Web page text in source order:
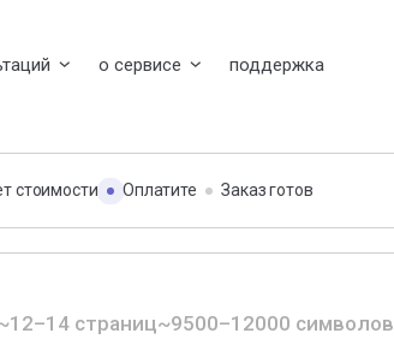
о сервисе поддержка
стоимости Оплатите Заказ готов
страниц~9500–12000 символов